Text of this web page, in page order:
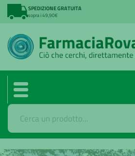
SPEDIZIONE GRATUITA
sopra i 49,90€